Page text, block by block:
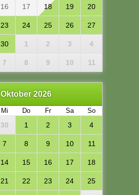
16 17 18 19 20
23 24 25 26 27
30 1 2 3 4
7 8 9 10 11
Oktober 2026
Mi Do Fr Sa So
30 1 2 3 4
7 8 9 10 11
14 15 16 17 18
21 22 23 24 25